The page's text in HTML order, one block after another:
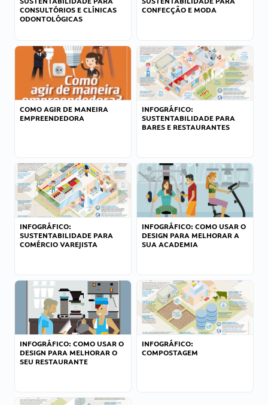
CONSULTÓRIOS E CLÍNICAS
ODONTOLÓGICAS
CONFECÇÃO E MODA
COMO AGIR DE MANEIRA
EMPREENDEDORA
INFOGRÁFICO:
SUSTENTABILIDADE PARA
BARES E RESTAURANTES
INFOGRÁFICO:
SUSTENTABILIDADE PARA
COMÉRCIO VAREJISTA
INFOGRÁFICO: COMO USAR O
DESIGN PARA MELHORAR A
SUA ACADEMIA
INFOGRÁFICO: COMO USAR O
DESIGN PARA MELHORAR O
SEU RESTAURANTE
INFOGRÁFICO:
COMPOSTAGEM